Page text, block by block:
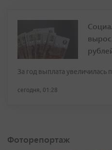
За год выплата увеличилась
сегодня, 01:28
Фоторепортаж